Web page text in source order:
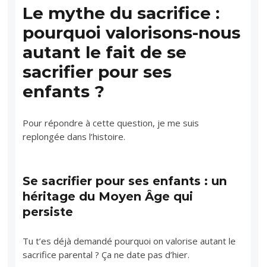
Le mythe du sacrifice :
pourquoi valorisons-nous
autant le fait de se
sacrifier pour ses
enfants ?
Pour répondre à cette question, je me suis
replongée dans l’histoire.
Se sacrifier pour ses enfants : un
héritage du Moyen Âge qui
persiste
Tu t’es déjà demandé pourquoi on valorise autant le
sacrifice parental ? Ça ne date pas d’hier.